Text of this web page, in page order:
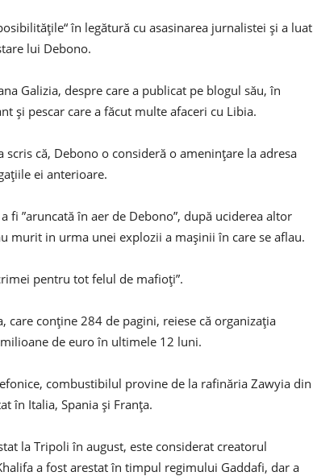
în legătură cu asasinarea jurnalistei și a luat
lui Debono.
Galizia, despre care a publicat pe blogul său, în
și pescar care a făcut multe afaceri cu Libia.
că, Debono o consideră o amenințare la adresa
ei anterioare.
fi ”aruncată în aer de Debono”, după uciderea altor
murit in urma unei explozii a mașinii în care se aflau.
pentru tot felul de mafioți”.
conține 284 de pagini, reiese că organizația
de euro în ultimele 12 luni.
combustibilul provine de la rafinăria Zawyia din
în Italia, Spania și Franța.
la Tripoli în august, este considerat creatorul
a fost arestat în timpul regimului Gaddafi, dar a